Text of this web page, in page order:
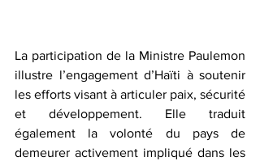
La participation de la Ministre Paulemon
illustre l’engagement d’Haïti à soutenir
les efforts visant à articuler paix, sécurité
et développement. Elle traduit
également la volonté du pays de
demeurer activement impliqué dans les